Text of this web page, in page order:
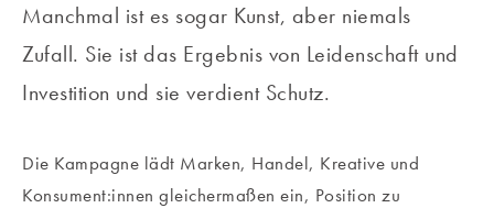
Manchmal ist es sogar Kunst, aber niemals
Zufall. Sie ist das Ergebnis von Leidenschaft und
Investition und sie verdient Schutz.
Die Kampagne lädt Marken, Handel, Kreative und
Konsument:innen gleichermaßen ein, Position zu